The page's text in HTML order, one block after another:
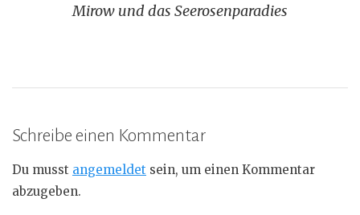
Mirow und das Seerosenparadies
Schreibe einen Kommentar
Du musst angemeldet sein, um einen Kommentar
abzugeben.